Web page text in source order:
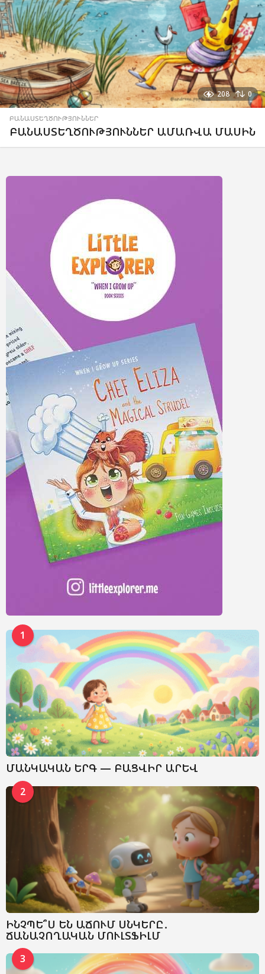
208 0
ԲԱՆԱՍՏԵՂԾՈՒԹՅՈՒՆՆԵՐ
ԲԱՆԱՍՏԵՂԾՈՒԹՅՈՒՆՆԵՐ ԱՄԱՌՎԱ ՄԱՍԻՆ
1
ՄԱՆԿԱԿԱՆ ԵՐԳ — ԲԱՑՎԻՐ ԱՐԵՎ
2
ԻՆՉՊԵ՞Ս ԵՆ ԱՃՈՒՄ ՍՆԿԵՐԸ․
ՃԱՆԱՉՈՂԱԿԱՆ ՄՈՒԼՏՖԻԼՄ
3